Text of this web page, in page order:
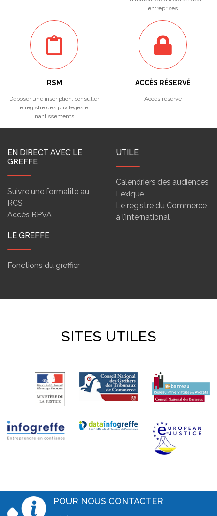
entreprises
RSM
Déposer une inscription, consulter
le registre des privilèges et
nantissements
ACCÈS RÉSERVÉ
Accès réservé
EN DIRECT AVEC LE
GREFFE
Suivre une formalité au
RCS
Accès RPVA
UTILE
Calendriers des audiences
Lexique
Le registre du Commerce
à l'international
LE GREFFE
Fonctions du greffier
SITES UTILES
POUR NOUS CONTACTER